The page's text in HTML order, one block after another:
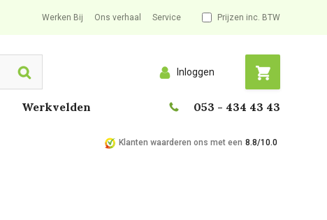
Werken Bij Ons verhaal Service Prijzen inc. BTW
Search Inloggen
Werkvelden 053 - 434 43 43
Klanten waarderen ons met een 8.8/10.0